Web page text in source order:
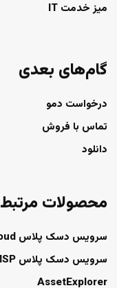
میز خدمت IT
گام‌های بعدی
درخواست دمو
تماس با فروش
دانلود
محصولات مرتبط
سرویس دسک پلاس Cloud
سرویس دسک پلاس MSP
AssetExplorer